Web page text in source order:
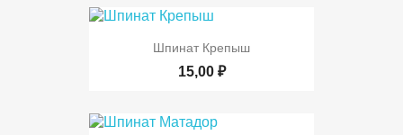
Шпинат Крепыш
15,00 ₽